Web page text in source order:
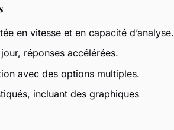
en vitesse et en capacité d’analyse.
réponses accélérées.
avec des options multiples.
incluant des graphiques